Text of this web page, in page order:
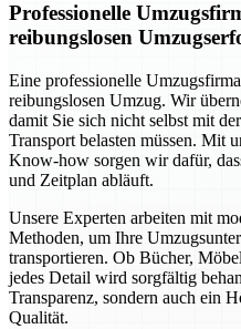
Professionelle
reibungslosen
Eine professionelle
reibungslosen Umzug. Wir
damit Sie sich nicht selbst mit
Transport belasten müssen. Mit
Know-how sorgen wir dafür,
und Zeitplan abläuft.
Unsere Experten arbeiten mit
Methoden, um Ihre
transportieren. Ob Bücher,
jedes Detail wird sorgfältig
Transparenz, sondern auch ein
Qualität.